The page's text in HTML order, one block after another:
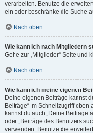
verarbeiten. Benutze die
ein oder beschränke die Suche
Nach oben
Wie kann ich nach Mitgliedern
Gehe zur „Mitglieder“-Seite und
Nach oben
Wie kann ich meine eigenen
Deine eigenen Beiträge kannst
Beiträge“ im Schnellzugriff oben
kannst du auch „Deine Beiträge
oder „Beiträge des Benutzers
verwenden. Benutze die